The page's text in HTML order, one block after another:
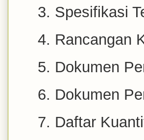
Spesifikasi
Rancangan
Dokumen
Dokumen
Daftar